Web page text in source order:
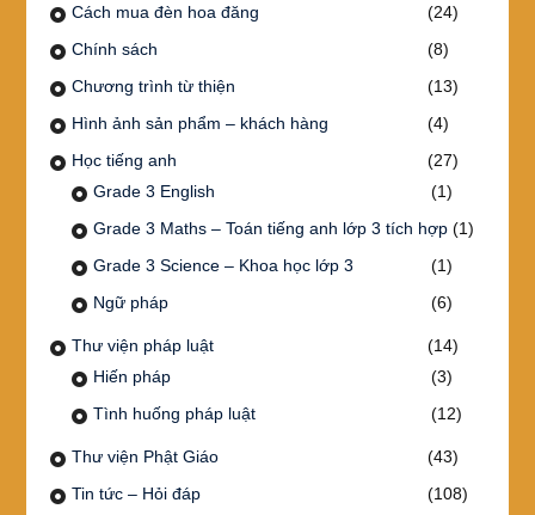
Cách mua đèn hoa đăng
(24)
Chính sách
(8)
Chương trình từ thiện
(13)
Hình ảnh sản phẩm – khách hàng
(4)
Học tiếng anh
(27)
Grade 3 English
(1)
Grade 3 Maths – Toán tiếng anh lớp 3 tích hợp(1)
Grade 3 Science – Khoa học lớp 3
(1)
Ngữ pháp
(6)
Thư viện pháp luật
(14)
Hiến pháp
(3)
Tình huống pháp luật
(12)
Thư viện Phật Giáo
(43)
Tin tức – Hỏi đáp
(108)